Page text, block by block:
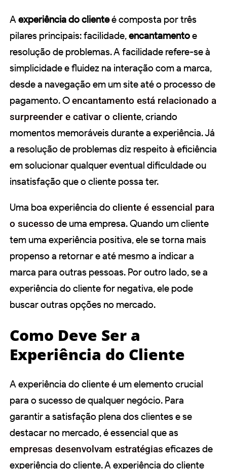
Aexperiência do clienteé composta por três
pilares principais: facilidade,encantamentoe
resolução de problemas. A facilidade refere-se à
simplicidade e fluidez na interação com a marca,
desde a navegação em um site até o processo de
pagamento. Oencantamento está relacionado a
surpreender e cativar o cliente, criando
momentos memoráveis durante a experiência. Já
a resolução de problemas diz respeito à eficiência
em solucionar qualquer eventual dificuldade ou
insatisfação que o cliente possa ter.
Uma boa experiência do cliente é essencial para
o sucesso de uma empresa. Quando um cliente
tem uma experiência positiva, ele se torna mais
propenso a retornar e até mesmo a indicar a
marca para outras pessoas. Por outro lado, se a
experiência do cliente for negativa, ele pode
buscar outras opções no mercado.
Como Deve Ser a
Experiência do Cliente
A experiência do cliente é um elemento crucial
para o sucesso de qualquer negócio. Para
garantir a satisfação plena dos clientes e se
destacar no mercado, é essencial que as
empresas desenvolvam estratégias eficazes de
experiência do cliente. A experiência do cliente